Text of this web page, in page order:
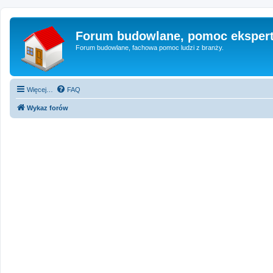
Forum budowlane, pomoc
Forum budowlane, fachowa pomoc ludzi z branży.
Więcej… FAQ
Wykaz forów